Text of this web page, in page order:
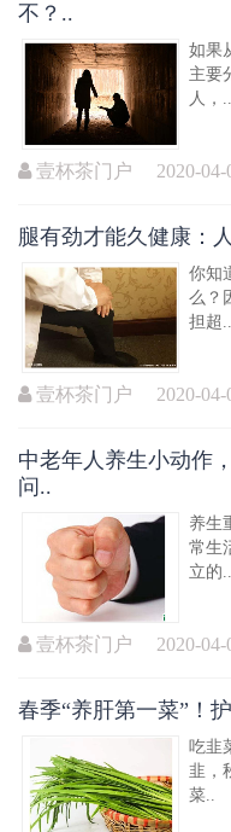
不？..
如果
主要
人，..
壹杯茶门户 2020-04-
腿有劲才能久健康：
你知
么？
担超..
壹杯茶门户 2020-04-
中老年人养生小动作
问..
养生
常生
立的..
壹杯茶门户 2020-04-
春季“养肝第一菜”！
吃韭
韭，
菜..